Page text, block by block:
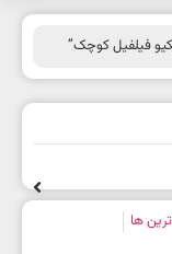
فیلفیل کوچک”
ها